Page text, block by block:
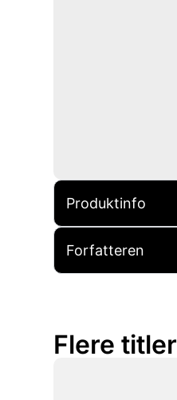
Produktinfo
Forfatteren
Flere titler